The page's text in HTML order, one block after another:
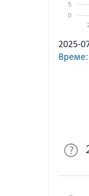
0
5
2025-
Време: